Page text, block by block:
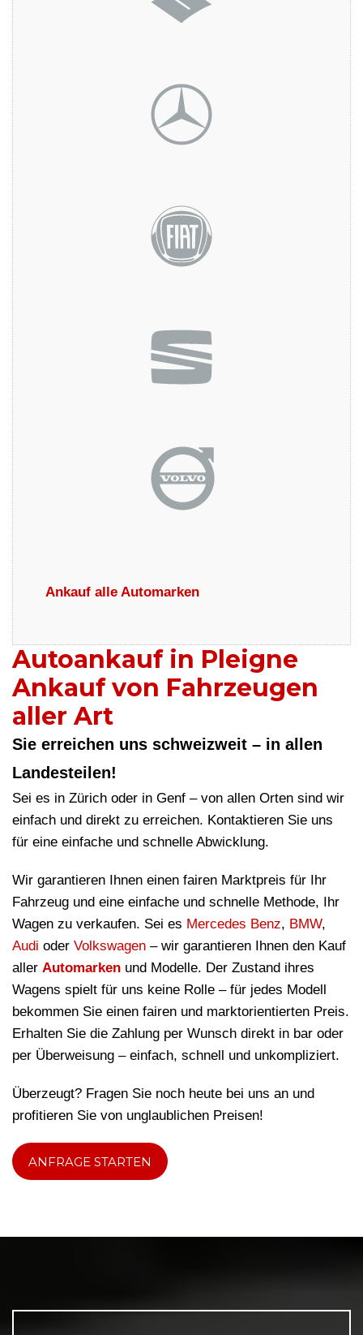
Ankauf alle Automarken
Autoankauf in Pleigne
Ankauf von Fahrzeugen
aller Art
Sie erreichen uns schweizweit – in allen
Landesteilen!
Sei es in Zürich oder in Genf – von allen Orten sind wir
einfach und direkt zu erreichen. Kontaktieren Sie uns
für eine einfache und schnelle Abwicklung.
Wir garantieren Ihnen einen fairen Marktpreis für Ihr
Fahrzeug und eine einfache und schnelle Methode, Ihr
Wagen zu verkaufen. Sei es Mercedes Benz, BMW,
Audi oder Volkswagen – wir garantieren Ihnen den Kauf
aller Automarken und Modelle. Der Zustand ihres
Wagens spielt für uns keine Rolle – für jedes Modell
bekommen Sie einen fairen und marktorientierten Preis.
Erhalten Sie die Zahlung per Wunsch direkt in bar oder
per Überweisung – einfach, schnell und unkompliziert.
Überzeugt? Fragen Sie noch heute bei uns an und
profitieren Sie von unglaublichen Preisen!
ANFRAGE STARTEN